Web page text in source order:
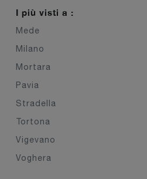
I più visti a :
Mede
Milano
Mortara
Pavia
Stradella
Tortona
Vigevano
Voghera